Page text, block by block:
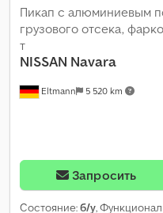
Eltmann 5 520 km
Пикап с алюминиевым
грузового отсека,
т
NISSAN Navara
Запросить
Состояние:б/у,